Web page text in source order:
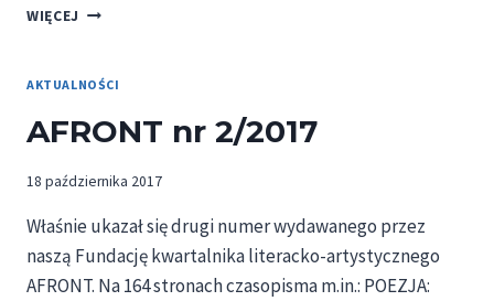
WIĘCEJ SERYJNI
AFRONT
2
ŁODZI
AKTUALNOŚCI
AFRONT nr 2/2017
18 października 2017
Właśnie ukazał się drugi numer wydawanego przez
naszą Fundację kwartalnika literacko-artystycznego
AFRONT. Na 164 stronach czasopisma m.in.: POEZJA: